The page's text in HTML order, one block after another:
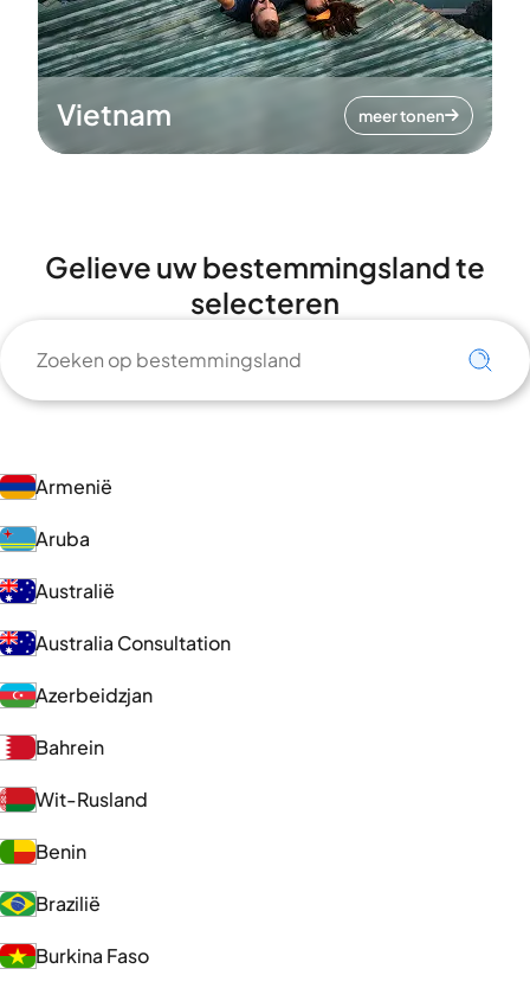
Vietnam meer tonen
Gelieve uw bestemmingsland te
selecteren
Armenië
Aruba
Australië
Australia Consultation
Azerbeidzjan
Bahrein
Wit-Rusland
Benin
Brazilië
Burkina Faso